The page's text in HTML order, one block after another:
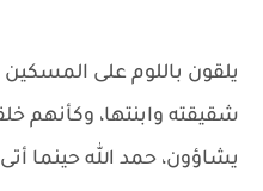
يلقون باللوم على
شقيقته وابنتها، وكأنهم
يشاؤون، حمد الله حينما